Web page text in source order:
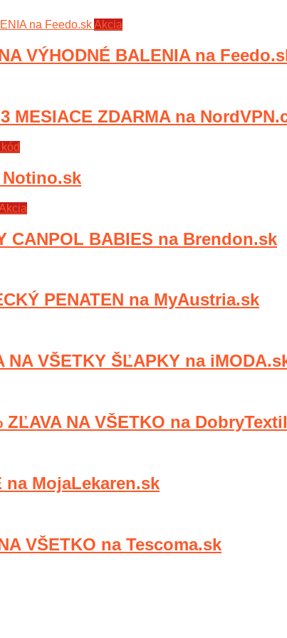
Akcia
VÝHODNÉ BALENIA na
MESIACE ZDARMA na
CANPOL BABIES na Brendon.sk
PENATEN na MyAustria.sk
VŠETKY ŠĽAPKY na
NA VŠETKO na
na MojaLekaren.sk
VŠETKO na Tescoma.sk